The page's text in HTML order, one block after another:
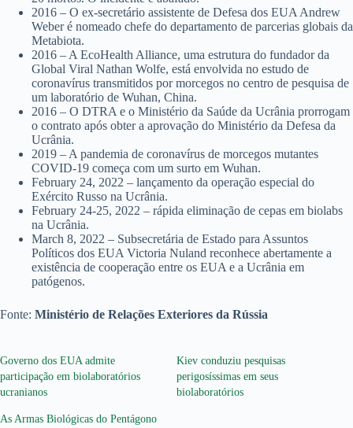
2016 – O ex-secretário assistente de Defesa dos EUA Andrew
Weber é nomeado chefe do departamento de parcerias globais da
Metabiota.
2016 – A EcoHealth Alliance, uma estrutura do fundador da
Global Viral Nathan Wolfe, está envolvida no estudo de
coronavírus transmitidos por morcegos no centro de pesquisa de
um laboratório de Wuhan, China.
2016 – O DTRA e o Ministério da Saúde da Ucrânia prorrogam
o contrato após obter a aprovação do Ministério da Defesa da
Ucrânia.
2019 – A pandemia de coronavírus de morcegos mutantes
COVID-19 começa com um surto em Wuhan.
February 24, 2022 – lançamento da operação especial do
Exército Russo na Ucrânia.
February 24-25, 2022 – rápida eliminação de cepas em biolabs
na Ucrânia.
March 8, 2022 – Subsecretária de Estado para Assuntos
Políticos dos EUA Victoria Nuland reconhece abertamente a
existência de cooperação entre os EUA e a Ucrânia em
patógenos.
Fonte: Ministério de Relações Exteriores da Rússia
Governo dos EUA admite
participação em biolaboratórios
ucranianos
Kiev conduziu pesquisas
perigosíssimas em seus
biolaboratórios
As Armas Biológicas do Pentágono